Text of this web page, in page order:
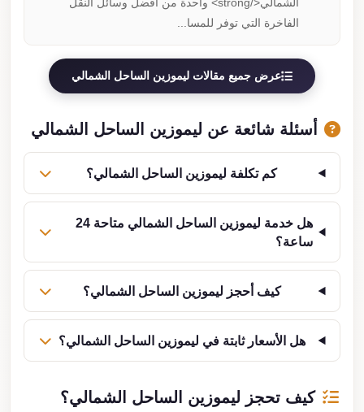
الفاخرة التي توفر للمسا...
عرض جميع مقالات ليموزين الساحل الشمالي
أسئلة شائعة عن ليموزين الساحل الشمالي
كم تكلفة ليموزين الساحل الشمالي؟
هل خدمة ليموزين الساحل الشمالي متاحة 24
ساعة؟
كيف أحجز ليموزين الساحل الشمالي؟
هل الأسعار ثابتة في ليموزين الساحل الشمالي؟
كيف تحجز ليموزين الساحل الشمالي؟